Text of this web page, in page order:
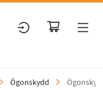
Ögonskydd